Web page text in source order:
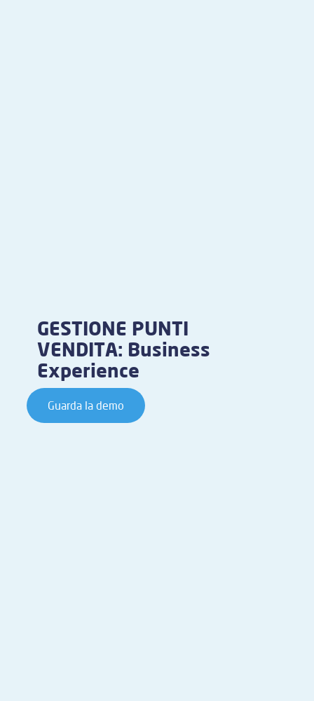
GESTIONE PUNTI
VENDITA: Business
Experience
Guarda la demo